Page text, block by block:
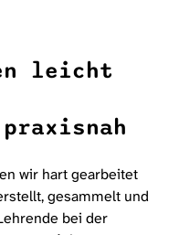
leicht
wir hart gearbeitet
gesammelt und
bei der